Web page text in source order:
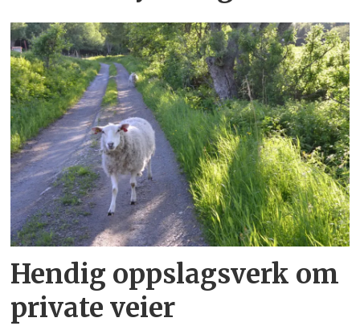
Hendig oppslagsverk om
private veier